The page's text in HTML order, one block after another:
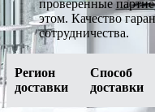
проверенные
этом. Качество
сотрудничества.
Регион
доставки
Способ
доставки